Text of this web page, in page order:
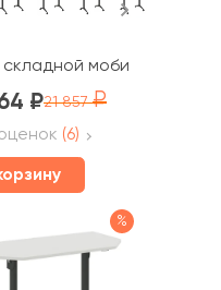
Икс пулл / X-
мобильный
21 857
(6)
%